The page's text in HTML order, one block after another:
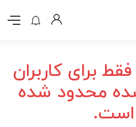
برای کاربران
محدود شده
است.